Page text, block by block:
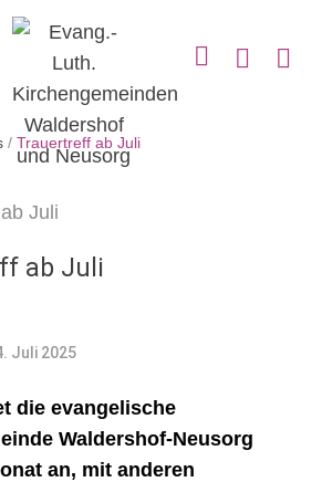
/Trauertreff ab Juli
ab Juli
Juli 2025
die evangelische
Waldershof-Neusorg
an, mit anderen